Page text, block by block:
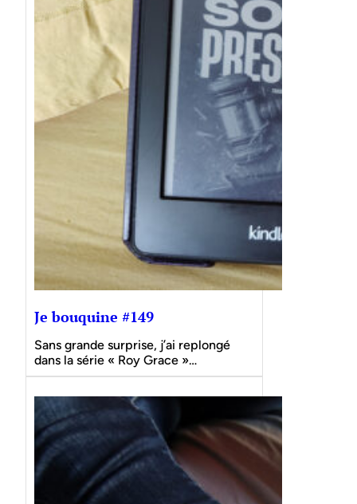
Je bouquine #149
Sans grande surprise, j’ai replongé
dans la série « Roy Grace »…